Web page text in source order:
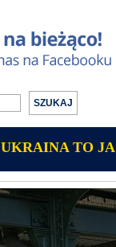
UKRAINA TO JA